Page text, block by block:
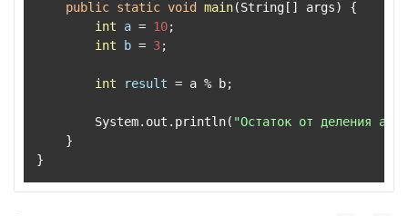
public static void main(String[] args)
{
int
a = 10;
int
b = 3;
int result = a % b;
        System.out.println(
"Остаток от деления a
    }